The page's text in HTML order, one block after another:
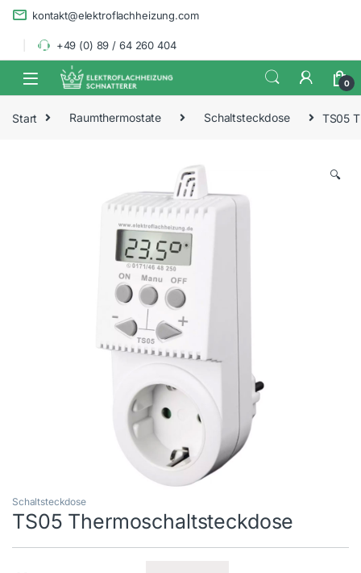
Skip to navigation
Skip to content
kontakt@elektroflachheizung.com
+49 (0) 89 / 64 260 404
0
Start Raumthermostate Schaltsteckdose TS05
🔍
Schaltsteckdose
TS05 Thermoschaltsteckdose